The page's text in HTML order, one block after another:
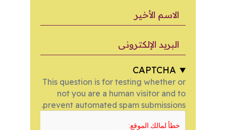
البريد الإلكتروني
CAPTCHA
This question is for testing whether or
not you are a human visitor and to
prevent automated spam submissions.